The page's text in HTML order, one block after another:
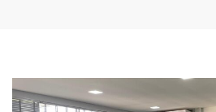
Estudiante